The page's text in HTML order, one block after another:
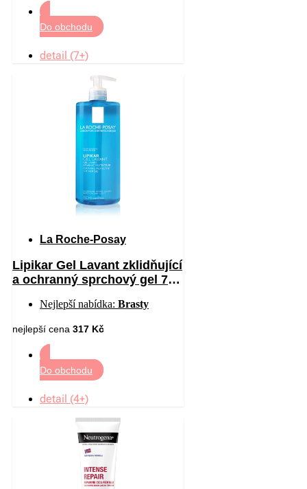
Do obchodu
detail (7+)
La Roche-Posay
Lipikar Gel Lavant zklidňující
a ochranný sprchový gel 750
Nejlepší nabídka: Brasty
nejlepší cena 317 Kč
Do obchodu
detail (4+)